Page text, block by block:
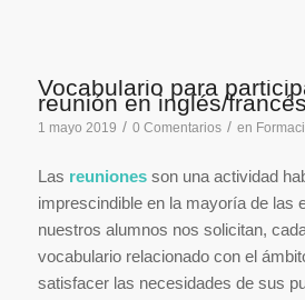
Vocabulario para
reunión en inglés/
1 mayo 2019 / 0 Comentarios / en
Las reunionesson una actividad
imprescindible en la mayoría de las
nuestros alumnos nos solicitan,
vocabulario relacionado con el
satisfacer las necesidades de sus